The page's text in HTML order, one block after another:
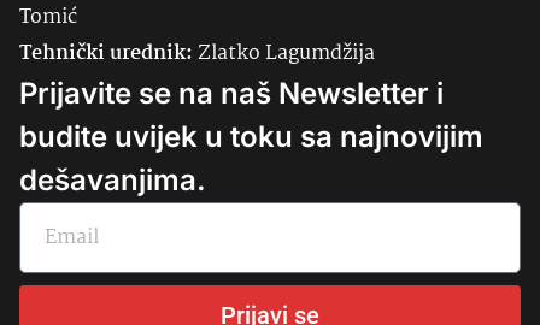
Tomić
Tehnički urednik:Zlatko Lagumdžija
Prijavite se na naš Newsletter i
budite uvijek u toku sa najnovijim
dešavanjima.
Prijavi se